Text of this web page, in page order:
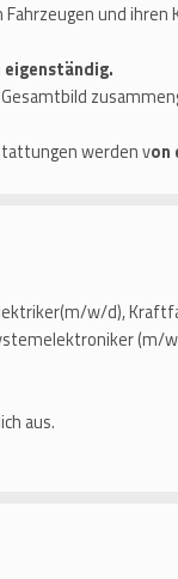
und
eigenständig.
werden von
w/d),
(m/
aus.